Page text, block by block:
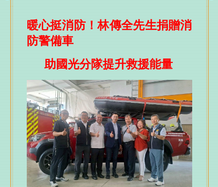
台中海線就業大募集！8/15聯合徵才釋960職缺 21家
企業強勢搶人才!
中捷跨界聯名綠美圖！ 第二屆兒童創意繪畫比賽8/7熱
台中日報 1150809–6956號 報紙
中台灣觀光推廣獲新加坡業者熱烈迴響！市府觀旅局
整合星國觀光資源 佈局區域旅遊商機
「爸」氣迎健康！市府衛生局邀爸爸動起來 養成規
律運動迎接健康人生
高齡展 台中慈濟醫院郭啟中醫師解析巴金森病：早發
現治療更有效
存骨本、留肌力 台中慈濟醫院蔡森蔚主任揭健康老化
五支柱
暖心挺消防！林傳全先生捐贈消
防警備車
助國光分隊提升救援能量